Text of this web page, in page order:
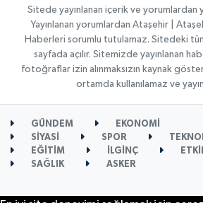
Sitede yayınlanan içerik ve yorumlardan
Yayınlanan yorumlardan Ataşehir |
Haberleri sorumlu tutulamaz. Sitedeki
sayfada açılır. Sitemizde yayınlanan
fotoğraflar izin alınmaksızın kaynak
ortamda kullanılamaz ve
GÜNDEM
EKONOMİ
SİYASİ
SPOR
EĞİTİM
İLGİNÇ
SAĞLIK
ASKER